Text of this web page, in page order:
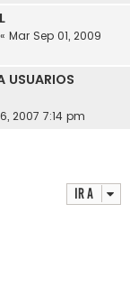
« Mar Sep 01, 2009
USUARIOS
2007 7:14 pm
Ir a